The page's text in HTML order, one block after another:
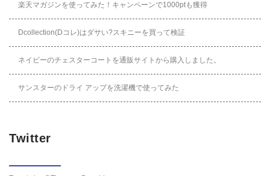
楽天マガジンを使ってみた！キャンペーンで1000ptも獲得
Dcollection(Dコレ)はダサい?スキニーを買って検証
ネイビーのチェスターコートを通販サイトから購入しました。
サンスターのドライ アップを洗濯機で使ってみた
Twitter